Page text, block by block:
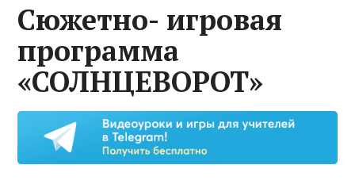
Cюжетно- игровая
программа
«СОЛНЦЕВОРОТ»